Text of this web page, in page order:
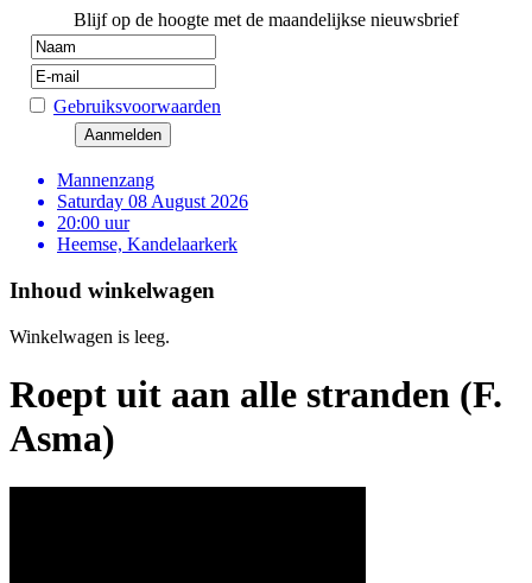
Blijf op de hoogte met de maandelijkse nieuwsbrief
Gebruiksvoorwaarden
Mannenzang
Saturday 08 August 2026
20:00 uur
Heemse, Kandelaarkerk
Inhoud winkelwagen
Winkelwagen is leeg.
Roept uit aan alle stranden (F.
Asma)